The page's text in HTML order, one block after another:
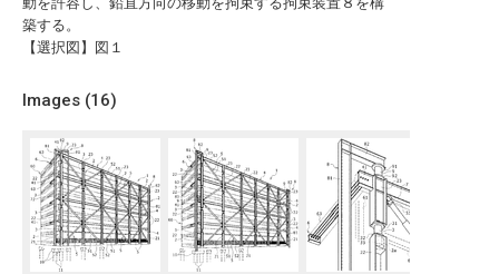
築する。
【選択図】図１
Images (16)